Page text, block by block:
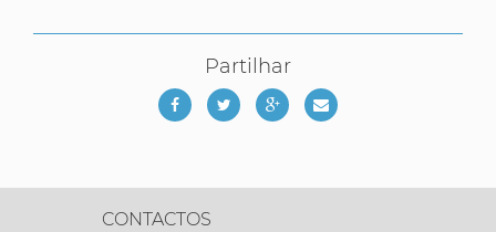
Partilhar
CONTACTOS